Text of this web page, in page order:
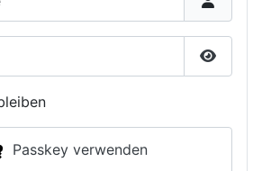
Passkey verwenden